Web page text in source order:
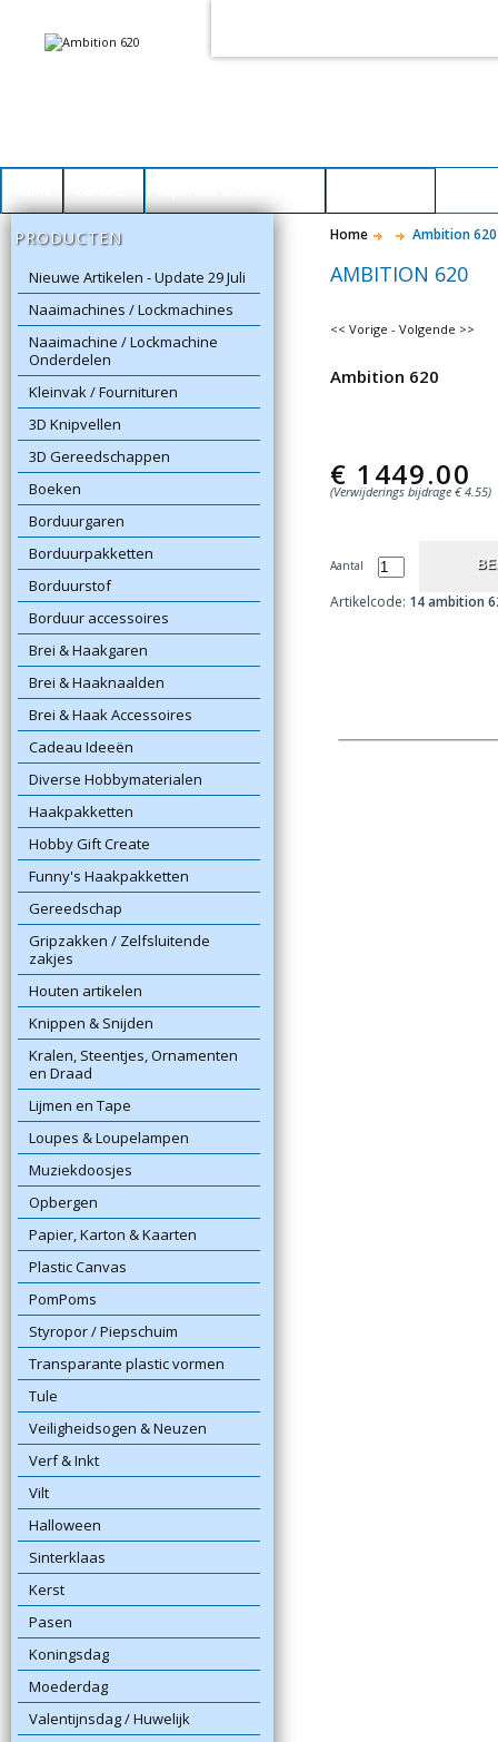
PRODUCTEN
Nieuwe Artikelen - Update 29 Juli
Naaimachines / Lockmachines
Naaimachine / Lockmachine
Onderdelen
Kleinvak / Fournituren
3D Knipvellen
3D Gereedschappen
Boeken
Borduurgaren
Borduurpakketten
Borduurstof
Borduur accessoires
Brei & Haakgaren
Brei & Haaknaalden
Brei & Haak Accessoires
Cadeau Ideeën
Diverse Hobbymaterialen
Haakpakketten
Hobby Gift Create
Funny's Haakpakketten
Gereedschap
Gripzakken / Zelfsluitende
zakjes
Houten artikelen
Knippen & Snijden
Kralen, Steentjes, Ornamenten
en Draad
Lijmen en Tape
Loupes & Loupelampen
Muziekdoosjes
Opbergen
Papier, Karton & Kaarten
Plastic Canvas
PomPoms
Styropor / Piepschuim
Transparante plastic vormen
Tule
Veiligheidsogen & Neuzen
Verf & Inkt
Vilt
Halloween
Sinterklaas
Kerst
Pasen
Koningsdag
Moederdag
Valentijnsdag / Huwelijk
Home Ambition 620
AMBITION 620
<< Vorige - Volgende >>
Ambition 620
€ 1449.00
(Verwijderings bijdrage € 4.55)
Aantal
Artikelcode: 14 ambition